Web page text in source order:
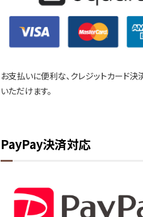
お支払いに便利な、クレジットカード決
いただけます。
PayPay決済対応